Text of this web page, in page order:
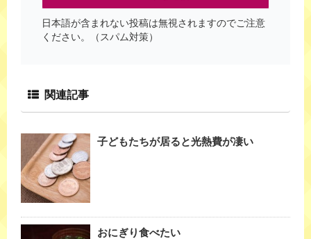
日本語が含まれない投稿は無視されますのでご注意
ください。（スパム対策）
関連記事
子どもたちが居ると光熱費が凄い
おにぎり食べたい